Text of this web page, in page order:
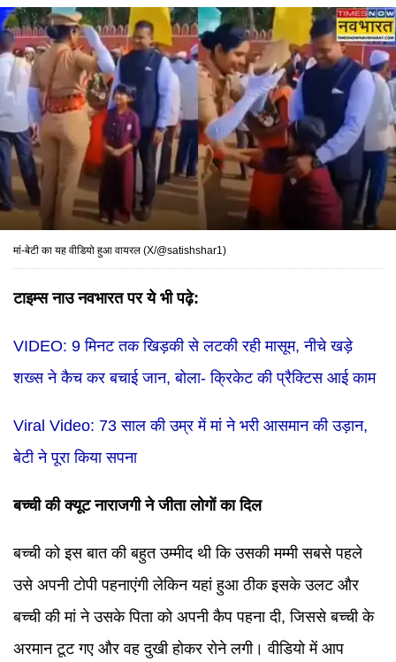
मां-बेटी का यह वीडियो हुआ वायरल (X/@satishshar1)
टाइम्स नाउ नवभारत पर ये भी पढ़े:
VIDEO: 9 मिनट तक खिड़की से लटकी रही मासूम, नीचे खड़े
शख्स ने कैच कर बचाई जान, बोला- क्रिकेट की प्रैक्टिस आई काम
Viral Video: 73 साल की उम्र में मां ने भरी आसमान की उड़ान,
बेटी ने पूरा किया सपना
बच्ची की क्यूट नाराजगी ने जीता लोगों का दिल
बच्ची को इस बात की बहुत उम्मीद थी कि उसकी मम्मी सबसे पहले
उसे अपनी टोपी पहनाएंगी लेकिन यहां हुआ ठीक इसके उलट और
बच्ची की मां ने उसके पिता को अपनी कैप पहना दी, जिससे बच्ची के
अरमान टूट गए और वह दुखी होकर रोने लगी। वीडियो में आप